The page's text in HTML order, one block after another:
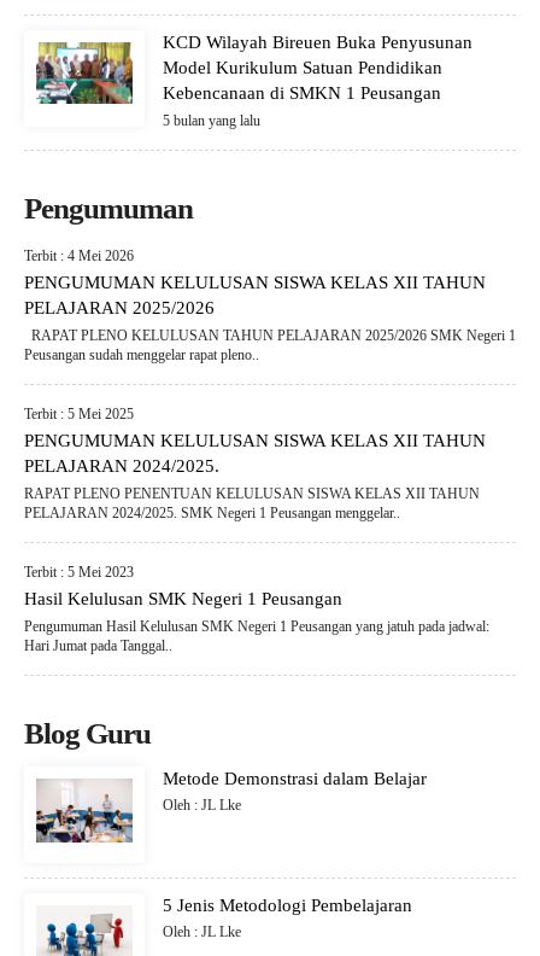
KCD Wilayah Bireuen Buka Penyusunan
Model Kurikulum Satuan Pendidikan
Kebencanaan di SMKN 1 Peusangan
5 bulan yang lalu
Pengumuman
Terbit : 4 Mei 2026
PENGUMUMAN KELULUSAN SISWA KELAS XII TAHUN
PELAJARAN 2025/2026
RAPAT PLENO KELULUSAN TAHUN PELAJARAN 2025/2026 SMK Negeri 1
Peusangan sudah menggelar rapat pleno..
Terbit : 5 Mei 2025
PENGUMUMAN KELULUSAN SISWA KELAS XII TAHUN
PELAJARAN 2024/2025.
RAPAT PLENO PENENTUAN KELULUSAN SISWA KELAS XII TAHUN
PELAJARAN 2024/2025. SMK Negeri 1 Peusangan menggelar..
Terbit : 5 Mei 2023
Hasil Kelulusan SMK Negeri 1 Peusangan
Pengumuman Hasil Kelulusan SMK Negeri 1 Peusangan yang jatuh pada jadwal:
Hari Jumat pada Tanggal..
Blog Guru
Metode Demonstrasi dalam Belajar
Oleh : JL Lke
5 Jenis Metodologi Pembelajaran
Oleh : JL Lke